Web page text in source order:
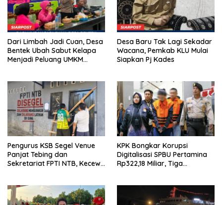
Dari Limbah Jadi Cuan, Desa
Bentek Ubah Sabut Kelapa
Menjadi Peluang UMKM
Desa Baru Tak Lagi Sekadar
Wacana, Pemkab KLU Mulai
Siapkan Pj Kades
Pengurus KSB Segel Venue
Panjat Tebing dan
Sekretariat FPTI NTB, Kecewa
KPK Bongkar Korupsi
Digitalisasi SPBU Pertamina
Rp322,18 Miliar, Tiga